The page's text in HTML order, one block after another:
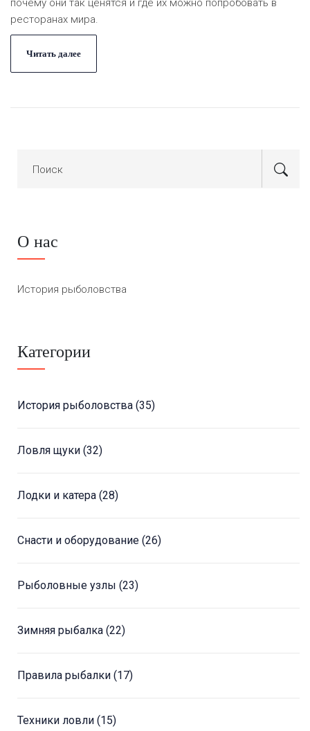
почему они так ценятся и где их можно попробовать в
ресторанах мира.
Читать далее
О нас
История рыболовства
Категории
История рыболовства (35)
Ловля щуки (32)
Лодки и катера (28)
Снасти и оборудование (26)
Рыболовные узлы (23)
Зимняя рыбалка (22)
Правила рыбалки (17)
Техники ловли (15)